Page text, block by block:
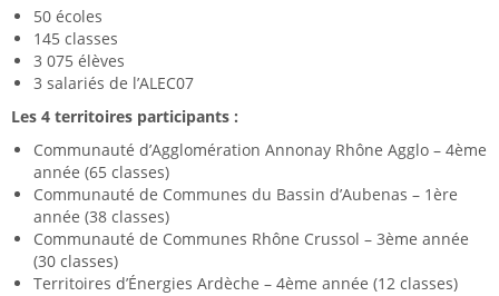
50 écoles
145 classes
3 075 élèves
3 salariés de l’ALEC07
Les 4 territoires participants :
Communauté d’Agglomération Annonay Rhône Agglo – 4ème
année (65 classes)
Communauté de Communes du Bassin d’Aubenas – 1ère
année (38 classes)
Communauté de Communes Rhône Crussol – 3ème année
(30 classes)
Territoires d’Énergies Ardèche – 4ème année (12 classes)